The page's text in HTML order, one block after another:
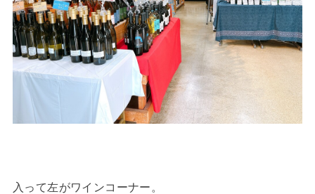
入って左がワインコーナー。